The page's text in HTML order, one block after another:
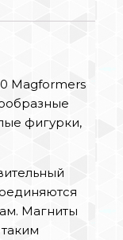
Magformers
фигурки,
Магниты